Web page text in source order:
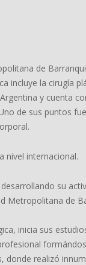
de
incluye la cirugía
y cuenta
de sus puntos
nivel internacional.
su
Metropolitana de
inicia sus
realizó